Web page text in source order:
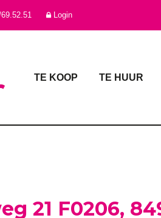
Login
TE KOOP TE HUUR
21 F0206,